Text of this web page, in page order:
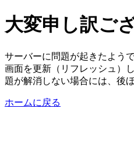
大変申し訳ご
サーバーに問題が起きたようで
画面を更新（リフレッシュ）
題が解消しない場合には、後
ホームに戻る